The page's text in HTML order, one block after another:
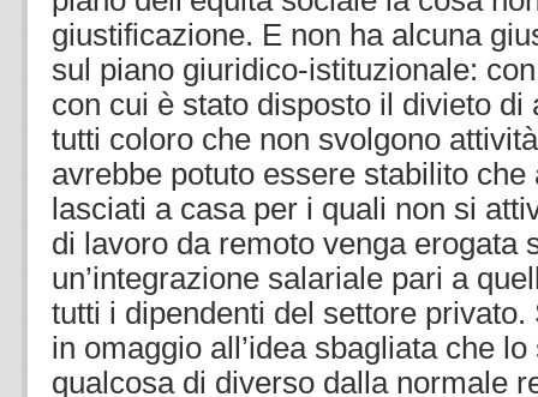
giustificazione. E non ha alcuna
sul piano giuridico-istituzionale:
con cui è stato disposto il divieto di
tutti coloro che non svolgono
avrebbe potuto essere stabilito
lasciati a casa per i quali non si
di lavoro da remoto venga erogata
un’integrazione salariale pari a
tutti i dipendenti del settore
in omaggio all’idea sbagliata che
qualcosa di diverso dalla normale